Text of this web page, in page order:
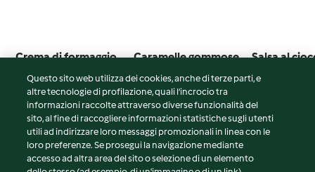
Crema di formaggio
5.0 (1)
Caramelle gommose
4.7 (6)
Salsa al
© Copyright 2026
Questo sito web utilizza dei cookies, anche di terze parti, e
altre tecnologie di profilazione, quali l’incrocio tra
informazioni raccolte attraverso diverse funzionalità del
sito, al fine di raccogliere informazioni statistiche sugli utenti
utili ad indirizzare loro messaggi promozionali in linea con le
loro preferenze. Se prosegui la navigazione mediante
accesso ad altra area del sito o selezione di un elemento